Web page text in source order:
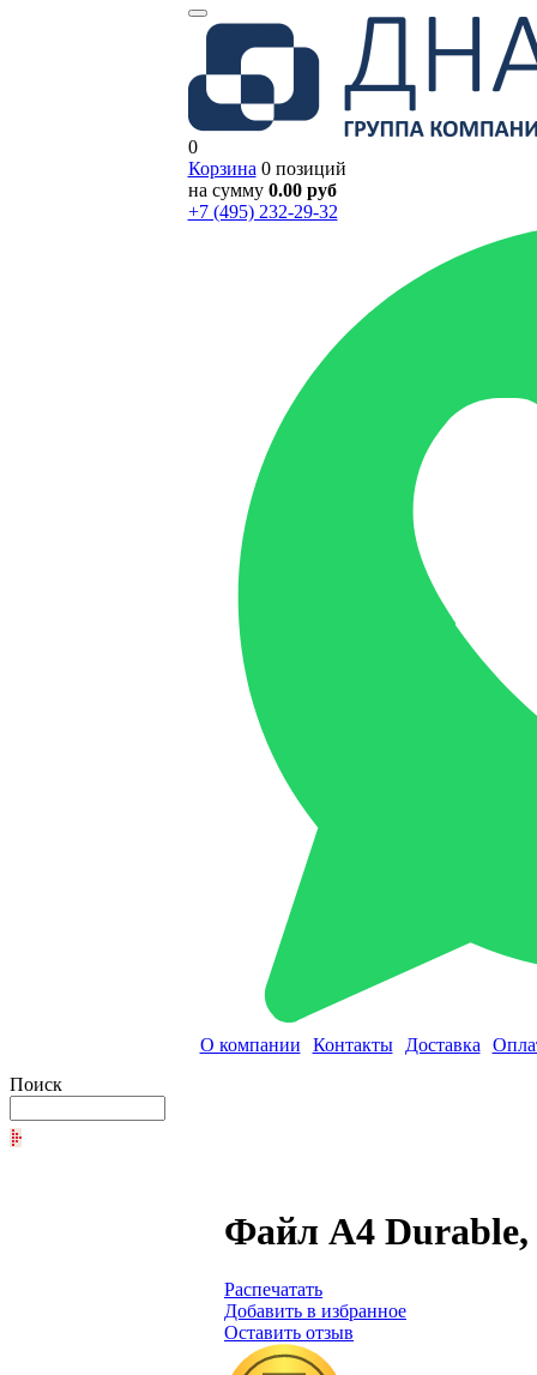
0
Корзина 0 позиций
на сумму 0.00 руб
+7 (495) 232-29-32
О компании Контакты Доставка
Поиск
Файл А4 Durable,
Распечатать
Добавить в избранное
Оставить отзыв